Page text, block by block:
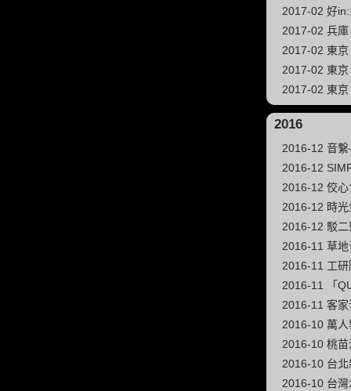
2017-02 好
2017-02 兵庫
2017-02 東京
2017-02 東京
2017-02 東京
2016
2016-12 音
2016-12
2016-12 佼心
2016-12 時
2016-12 駁
2016-11 草
2016-11 工研
2016-11 「
2016-11 客
2016-10 萬
2016-10 桃
2016-10 台
2016-10 台